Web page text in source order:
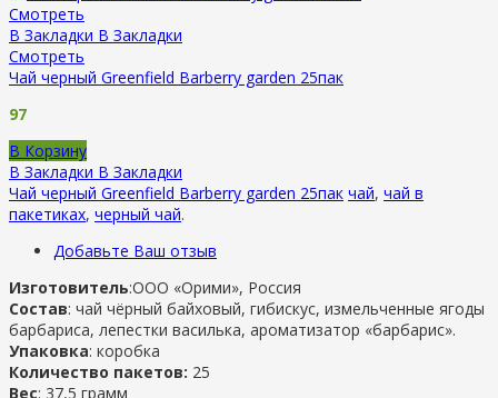
Смотреть
В Закладки В Закладки
Смотреть
Чай черный Greenfield Barberry garden 25пак
97
В Корзину
В Закладки В Закладки
Чай черный Greenfield Barberry garden 25пак чай, чай в
пакетиках, черный чай.
Добавьте Ваш отзыв
Изготовитель:ООО «Орими», Россия
Состав: чай чёрный байховый, гибискус, измельченные ягоды
барбариса, лепестки василька, ароматизатор «барбарис».
Упаковка: коробка
Количество пакетов: 25
Вес: 37,5 грамм